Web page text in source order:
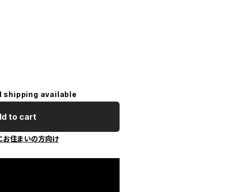
shipping available
to cart
お住まいの方向け